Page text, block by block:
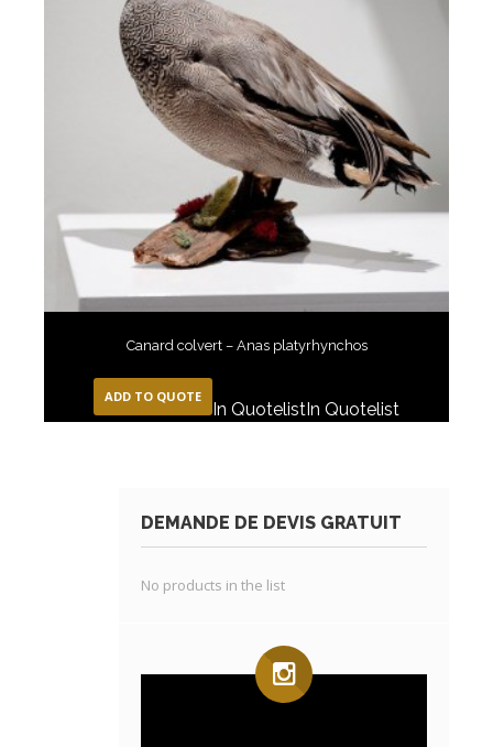
Canard colvert – Anas platyrhynchos
ADD TO QUOTE
In QuotelistIn Quotelist
DEMANDE DE DEVIS GRATUIT
No products in the list